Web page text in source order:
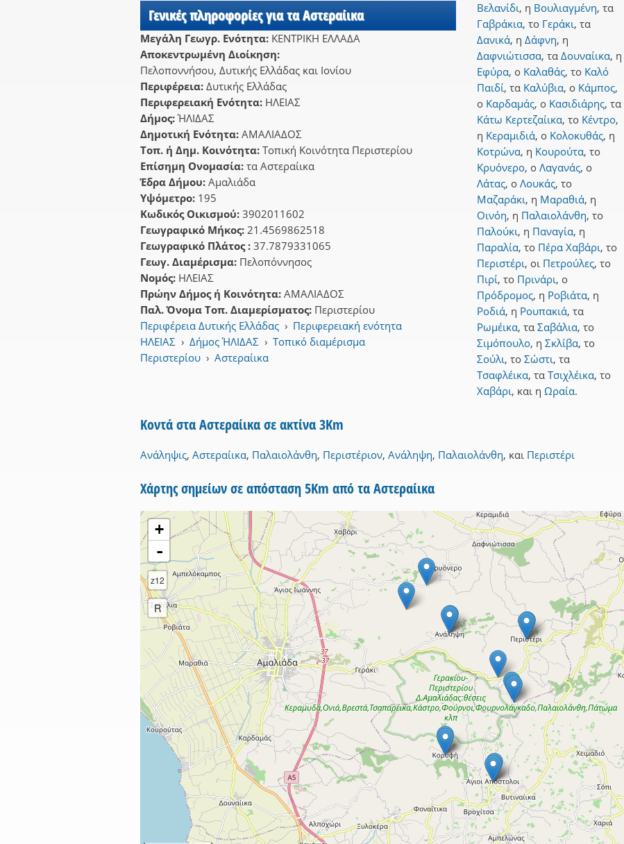
Γενικές πληροφορίες για τα Αστεραίικα
Μεγάλη Γεωγρ. Ενότητα: ΚΕΝΤΡΙΚΗ ΕΛΛΑΔΑ
Αποκεντρωμένη Διοίκηση:
Πελοποννήσου, Δυτικής Ελλάδας και Ιονίου
Περιφέρεια: Δυτικής Ελλάδας
Περιφερειακή Ενότητα: ΗΛΕΙΑΣ
Δήμος:ΉΛΙΔΑΣ
Δημοτική Ενότητα: ΑΜΑΛΙΑΔΟΣ
Τοπ. ή Δημ. Κοινότητα: Τοπική Κοινότητα Περιστερίου
Επίσημη Ονομασία: τα Αστεραίικα
Έδρα Δήμου: Αμαλιάδα
Υψόμετρο: 195
Κωδικός Οικισμού: 3902011602
Γεωγραφικό Μήκος: 21.4569862518
Γεωγραφικό Πλάτος : 37.7879331065
Γεωγ. Διαμέρισμα: Πελοπόννησος
Νομός: ΗΛΕΙΑΣ
Πρώην Δήμος ή Κοινότητα: ΑΜΑΛΙΑΔΟΣ
Παλ. Όνομα Τοπ. Διαμερίσματος: Περιστερίου
Περιφέρεια Δυτικής Ελλάδας › Περιφερειακή ενότητα
ΗΛΕΙΑΣ › Δήμος ΉΛΙΔΑΣ › Τοπικό διαμέρισμα
Περιστερίου › Αστεραίικα
Βελανίδι, η Βουλιαγμένη, τα
Γαβράκια, το Γεράκι, τα
Δανικά, η Δάφνη, η
Δαφνιώτισσα, τα Δουναίικα, η
Εφύρα, ο Καλαθάς, το Καλό
Παιδί, τα Καλύβια, ο Κάμπος,
ο Καρδαμάς, ο Κασιδιάρης, τα
Κάτω Κερτεζαίικα, το Κέντρο,
η Κεραμιδιά, ο Κολοκυθάς, η
Κοτρώνα, η Κουρούτα, το
Κρυόνερο, ο Λαγανάς, ο
Λάτας, ο Λουκάς, το
Μαζαράκι, η Μαραθιά, η
Οινόη, η Παλαιολάνθη, το
Παλούκι, η Παναγία, η
Παραλία, το Πέρα Χαβάρι, το
Περιστέρι, οι Πετρούλες, το
Πιρί, το Πρινάρι, ο
Πρόδρομος, η Ροβιάτα, η
Ροδιά, η Ρουπακιά, τα
Ρωμέικα, τα Σαβάλια, το
Σιμόπουλο, η Σκλίβα, το
Σούλι, το Σώστι, τα
Τσαφλέικα, τα Τσιχλέικα, το
Χαβάρι, και η Ωραία.
Κοντά στα Αστεραίικα σε ακτίνα 3Km
Ανάληψις, Αστεραίικα, Παλαιολάνθη, Περιστέριον, Ανάληψη, Παλαιολάνθη, και Περιστέρι
Χάρτης σημείων σε απόσταση 5Km από τα Αστεραίικα
+
-
z12
R